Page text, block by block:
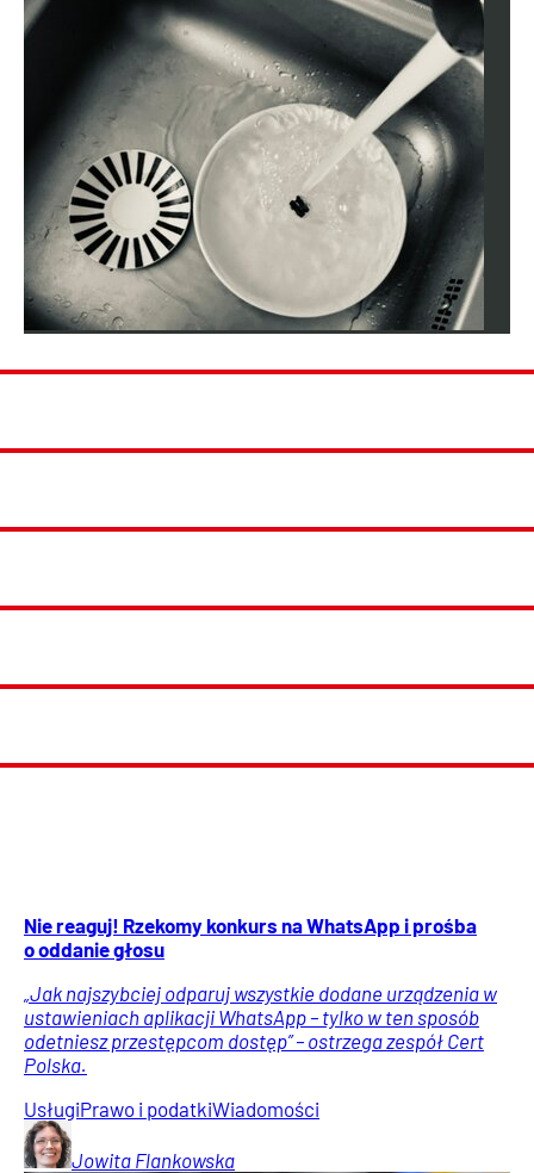
Nie reaguj! Rzekomy konkurs na WhatsApp i prośba
o oddanie głosu
„Jak najszybciej odparuj wszystkie dodane urządzenia w
ustawieniach aplikacji WhatsApp – tylko w ten sposób
odetniesz przestępcom dostęp” – ostrzega zespół Cert
Polska.
UsługiPrawo i podatkiWiadomości
Jowita Flankowska